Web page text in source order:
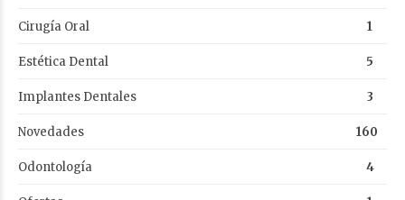
Cirugía Oral 1
Estética Dental 5
Implantes Dentales 3
Novedades 160
Odontología 4